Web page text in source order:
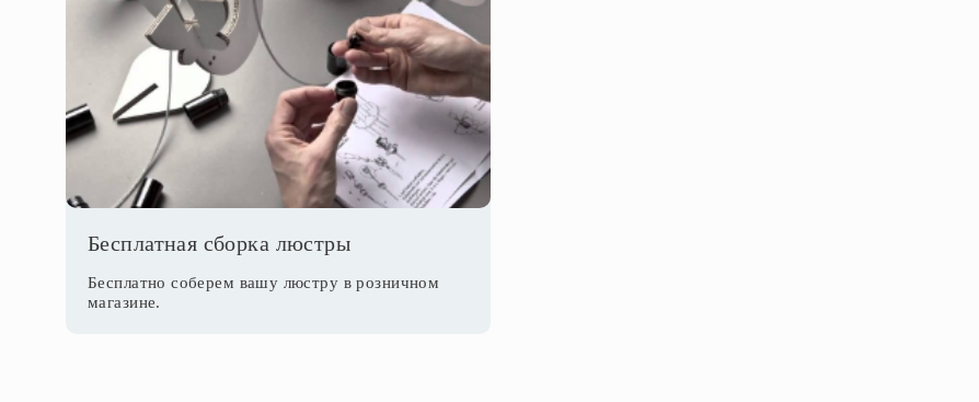
Бесплатная сборка люстры
Бесплатно соберем вашу люстру в розничном
магазине.